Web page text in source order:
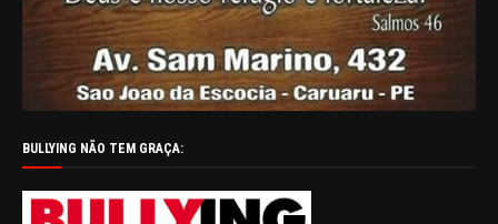
BULLYING NÃO TEM GRAÇA: